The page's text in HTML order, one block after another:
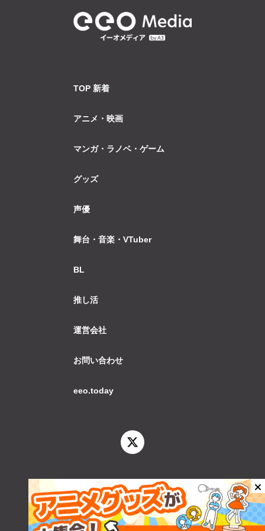
TOP 新着
アニメ・映画
マンガ・ラノベ・ゲーム
グッズ
声優
舞台・音楽・VTuber
BL
推し活
運営会社
お問い合わせ
eeo.today
© 2026 eeo.today